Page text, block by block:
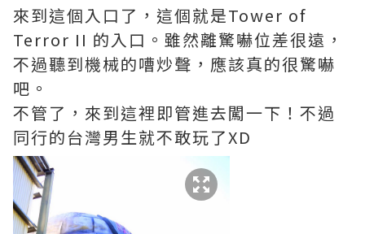
來到這個入口了，這個就是Tower of
Terror II 的入口。雖然離驚嚇位差很遠，
不過聽到機械的嘈炒聲，應該真的很驚嚇
吧。
不管了，來到這裡即管進去闖一下！不過
同行的台灣男生就不敢玩了XD